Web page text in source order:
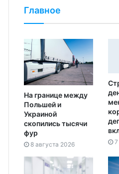
Главное
На границе между
Польшей и
Украиной
скопились тысячи
фур
8 августа 2026